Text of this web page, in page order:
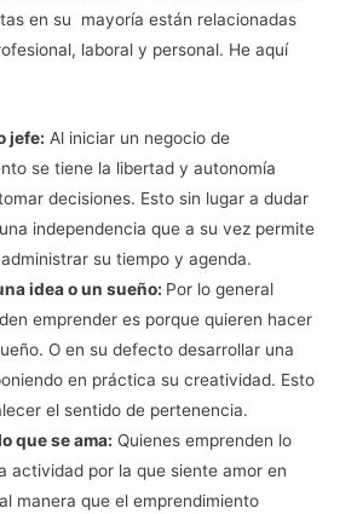
en su mayoría están relacionadas
laboral y personal. He aquí
jefe: Al iniciar un negocio de
se tiene la libertad y autonomía
decisiones. Esto sin lugar a dudar
independencia que a su vez permite
su tiempo y agenda.
idea o un sueño: Por lo general
emprender es porque quieren hacer
O en su defecto desarrollar una
en práctica su creatividad. Esto
el sentido de pertenencia.
que se ama: Quienes emprenden lo
actividad por la que siente amor en
manera que el emprendimiento